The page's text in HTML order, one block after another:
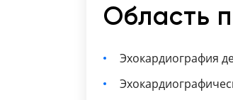
Область
Эхокардиография